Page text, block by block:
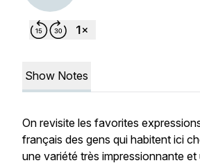
Show Notes
On revisite les favorites
français des gens qui habitent ici
une variété très impressionnante